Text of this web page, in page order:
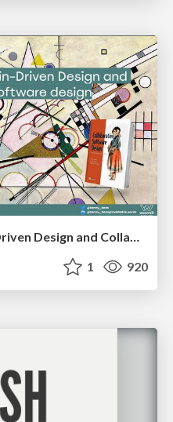
Introduction to Domain-Driven Design and Collaborative software design
1 920